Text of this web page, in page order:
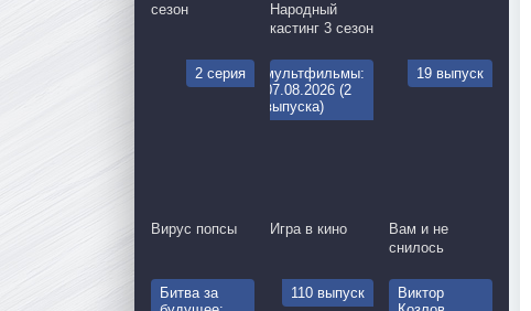
сезон
Народный
кастинг 3 сезон
2 серия
Вирус попсы
мультфильмы:
07.08.2026 (2
выпуска)
Игра в кино
19 выпуск
Вам и не
снилось
Битва за
110 выпуск
Виктор